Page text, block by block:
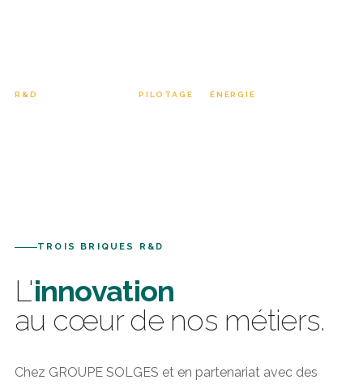
R&D PILOTAGE ÉNERGIE
TROIS BRIQUES R&D
L'innovation
au cœur de nos métiers.
Chez GROUPE SOLGES et en partenariat avec des